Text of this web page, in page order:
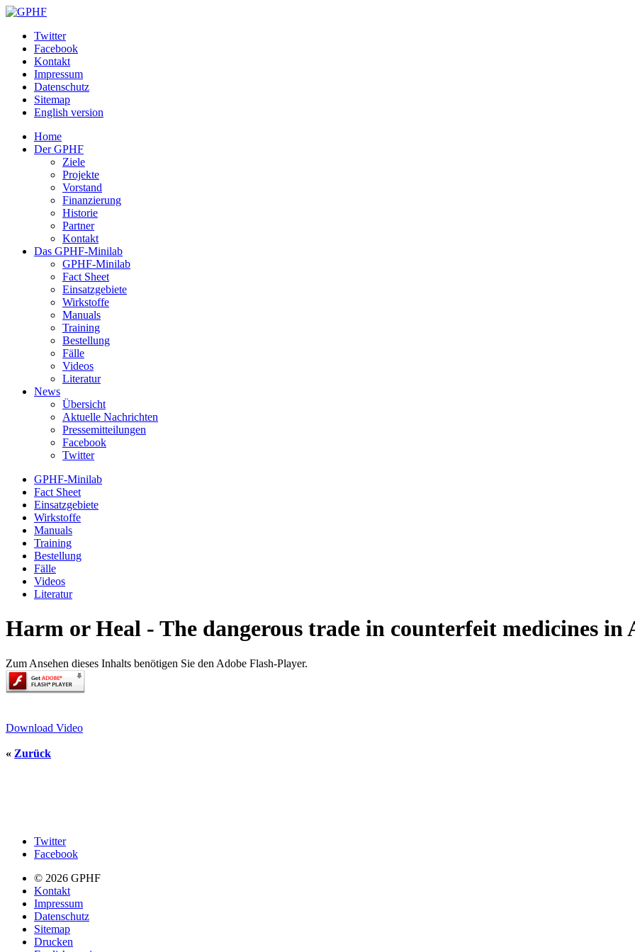
Twitter
Facebook
Kontakt
Impressum
Datenschutz
Sitemap
English version
Home
Der GPHF
Ziele
Projekte
Vorstand
Finanzierung
Historie
Partner
Kontakt
Das GPHF-Minilab
GPHF-Minilab
Fact Sheet
Einsatzgebiete
Wirkstoffe
Manuals
Training
Bestellung
Fälle
Videos
Literatur
News
Übersicht
Aktuelle Nachrichten
Pressemitteilungen
Facebook
Twitter
GPHF-Minilab
Fact Sheet
Einsatzgebiete
Wirkstoffe
Manuals
Training
Bestellung
Fälle
Videos
Literatur
Harm or Heal - The dangerous trade in counterfeit medicines in
Zum Ansehen dieses Inhalts benötigen Sie den Adobe Flash-Player.
Download Video
« Zurück
Twitter
Facebook
© 2026 GPHF
Kontakt
Impressum
Datenschutz
Sitemap
Drucken